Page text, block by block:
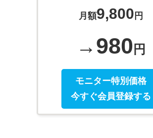
月額9,800 円
→ 980 円
モニター特別価格
今すぐ会員登録する